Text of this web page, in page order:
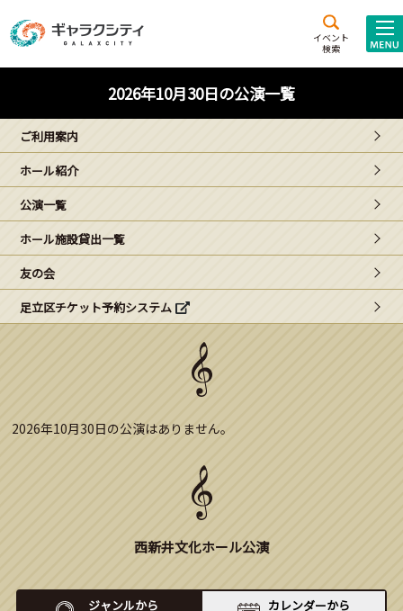
イベント
検索
施設案内
西新井
文化ホール
ギャラクシティとは
こどもみーてぃんぐ
Gがくえん
ブランドからのお知らせ
2026年10月30日の公演一覧
ご利用案内
ホール紹介
公演一覧
ホール施設貸出一覧
友の会
足立区チケット予約システム
2026年10月30日の公演はありません。
西新井文化ホール公演
ジャンルから
カレンダーから